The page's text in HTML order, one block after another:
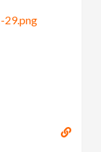
29.png